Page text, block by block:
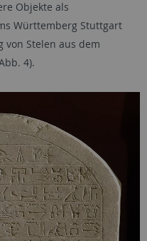
Objekte als
Württemberg Stuttgart
von Stelen aus dem
4).